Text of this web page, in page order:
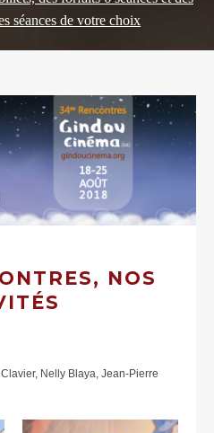
séances de votre choix
NOS
Nelly Blaya, Jean-Pierre